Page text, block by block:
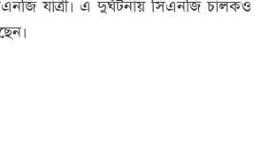
যাত্রী। এ দুর্ঘটনায় সিএনজি চালকও